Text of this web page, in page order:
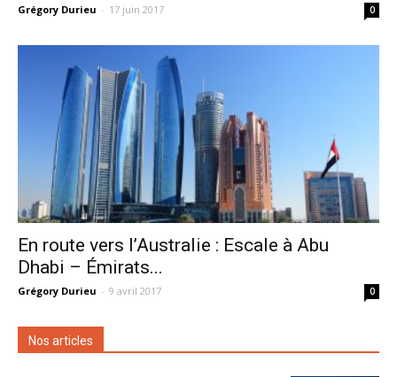
Grégory Durieu - 17 juin 2017 0
En route vers l’Australie : Escale à Abu
Dhabi – Émirats...
Grégory Durieu - 9 avril 2017 0
Nos articles